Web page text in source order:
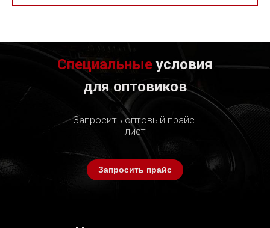
Специальныеусловия
для оптовиков
Запросить оптовый прайс-
лист
Запросить прайс